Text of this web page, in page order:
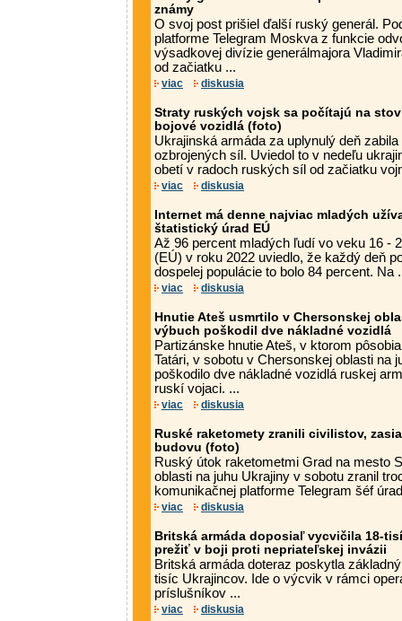
známy
O svoj post prišiel ďalší ruský generál.
platforme Telegram Moskva z funkcie
výsadkovej divízie generálmajora
od začiatku ...
viac diskusia
Straty ruských vojsk sa počítajú na
bojové vozidlá (foto)
Ukrajinská armáda za uplynulý deň
ozbrojených síl. Uviedol to v nedeľu
obetí v radoch ruských síl od začiatku
viac diskusia
Internet má denne najviac mladých
štatistický úrad EÚ
Až 96 percent mladých ľudí vo veku 16 -
(EÚ) v roku 2022 uviedlo, že každý deň
dospelej populácie to bolo 84 percent. Na
viac diskusia
Hnutie Ateš usmrtilo v Chersonskej
výbuch poškodil dve nákladné vozidlá
Partizánske hnutie Ateš, v ktorom
Tatári, v sobotu v Chersonskej oblasti na
poškodilo dve nákladné vozidlá ruskej
ruskí vojaci. ...
viac diskusia
Ruské raketomety zranili civilistov,
budovu (foto)
Ruský útok raketometmi Grad na mesto
oblasti na juhu Ukrajiny v sobotu zranil
komunikačnej platforme Telegram šéf
viac diskusia
Britská armáda doposiaľ vycvičila 18-
prežiť v boji proti nepriateľskej invázii
Britská armáda doteraz poskytla
tisíc Ukrajincov. Ide o výcvik v rámci
príslušníkov ...
viac diskusia